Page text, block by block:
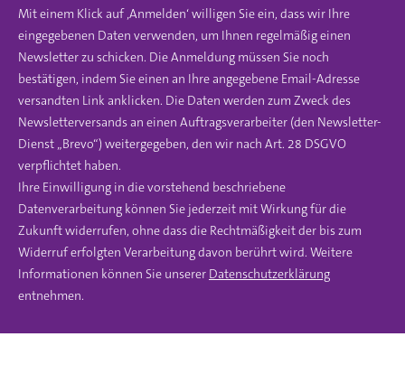
Mit einem Klick auf ‚Anmelden‘ willigen Sie ein, dass wir Ihre
eingegebenen Daten verwenden, um Ihnen regelmäßig einen
Newsletter zu schicken. Die Anmeldung müssen Sie noch
bestätigen, indem Sie einen an Ihre angegebene Email-Adresse
versandten Link anklicken. Die Daten werden zum Zweck des
Newsletterversands an einen Auftragsverarbeiter (den Newsletter-
Dienst „Brevo“) weitergegeben, den wir nach Art. 28 DSGVO
verpflichtet haben.
Ihre Einwilligung in die vorstehend beschriebene
Datenverarbeitung können Sie jederzeit mit Wirkung für die
Zukunft widerrufen, ohne dass die Rechtmäßigkeit der bis zum
Widerruf erfolgten Verarbeitung davon berührt wird. Weitere
Informationen können Sie unserer Datenschutzerklärung
entnehmen.